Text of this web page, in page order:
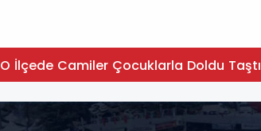
O İlçede Camiler Çocuklarla Doldu Taştı